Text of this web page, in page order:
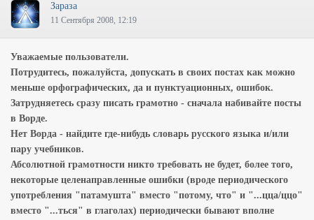
Зараза
11 Сентября 2008, 12:19
Уважаемые пользователи.
Потрудитесь, пожалуйста, допускать в своих постах как можно
меньше орфографических, да и пунктуационных, ошибок.
Затрудняетесь сразу писать грамотно - сначала набивайте посты
в Ворде.
Нет Ворда - найдите где-нибудь словарь русского языка и/или
пару учебников.
Абсолютной грамотности никто требовать не будет, более того,
некоторые целенаправленные ошибки (вроде периодического
употребления "патамушта" вместо "потому, что" и "...цца/ццо"
вместо "...ться" в глаголах) периодически бывают вполне